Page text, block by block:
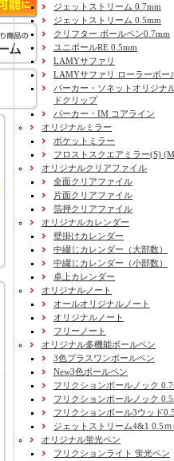
ジェットストリーム 0.7mm
ジェットストリーム 0.5mm
クリフター ボールペン0.7mm
ユニボールRE 0.5mm
LAMYサファリ
LAMYサファリ ローラーボー
パーカー・ソネットオリジナ
ドクリップ
パーカー・IM コアライン
オリジナルミラー
ポケットミラー
フロストスクエアミラー(S)
オリジナルクリアファイル
全面クリアファイル
片面クリアファイル
箔押クリアファイル
オリジナルカレンダー
壁掛けカレンダー
中綴じカレンダー（大部数）
中綴じカレンダー（小部数）
卓上カレンダー
オリジナルノート
オールオリジナルノート
オリジナルノート
フリーノート
オリジナル多機能ボールペン
3色プラスワンボールペン
New3色ボールペン
フリクションボールノック
フリクションボールノック
フリクションボール3ウッド
ジェットストリーム4&1 0.5ｍ
オリジナル蛍光ペン
フリクションライト 蛍光ペン